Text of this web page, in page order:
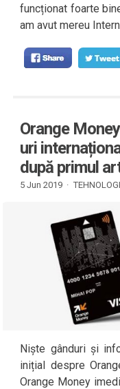
funcționat foarte
am avut mereu
Orange
uri
după primul
5 Jun 2019 ·
Niște gânduri și
inițial despre
Orange Money